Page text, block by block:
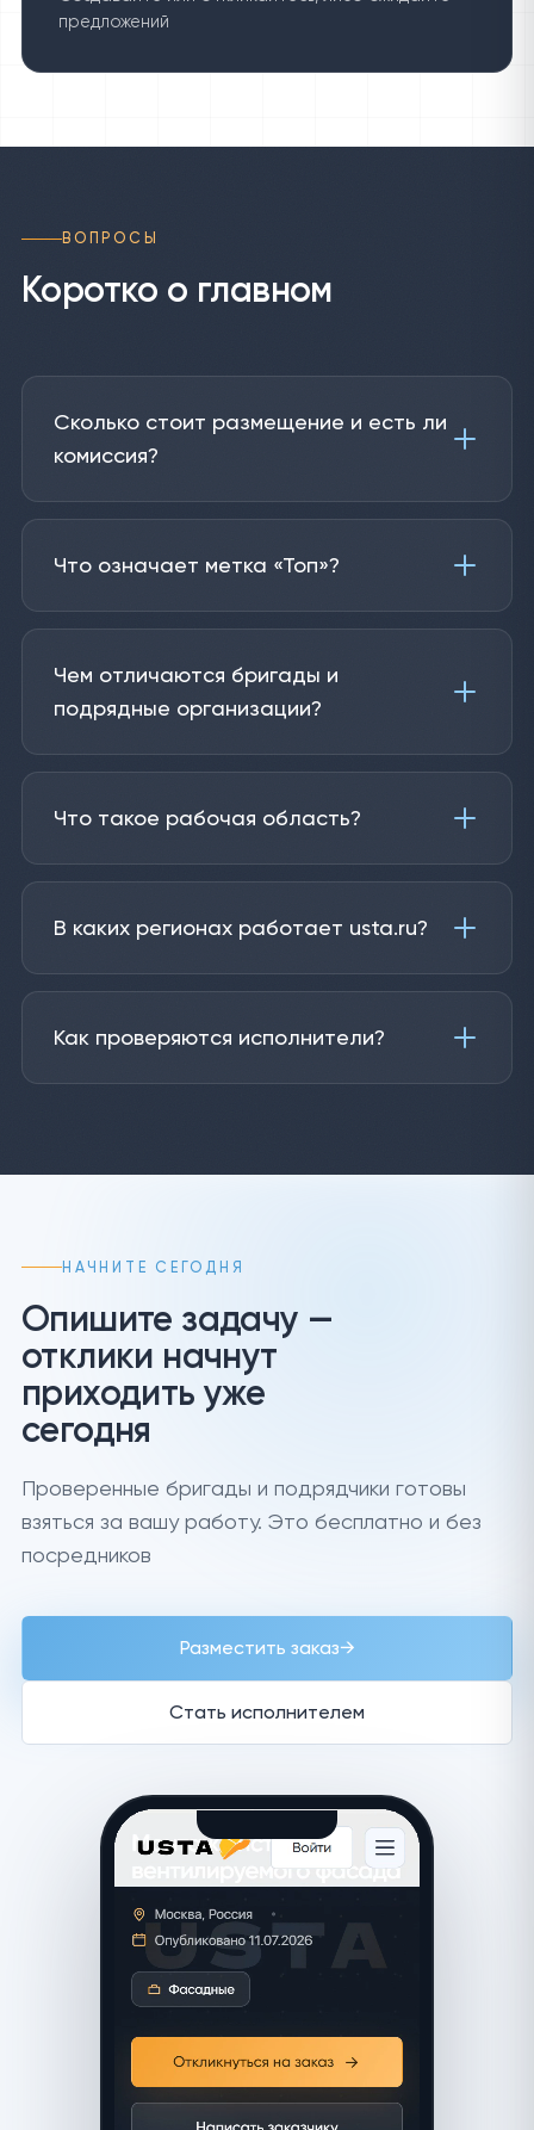
предложений
ВОПРОСЫ
Коротко о главном
Сколько стоит размещение и есть ли
комиссия?
Что означает метка «Топ»?
Чем отличаются бригады и
подрядные организации?
Что такое рабочая область?
В каких регионах работает usta.ru?
Как проверяются исполнители?
НАЧНИТЕ СЕГОДНЯ
Опишите задачу —
отклики начнут
приходить уже
сегодня
Проверенные бригады и подрядчики готовы
взяться за вашу работу. Это бесплатно и без
посредников
Разместить заказ→
Стать исполнителем